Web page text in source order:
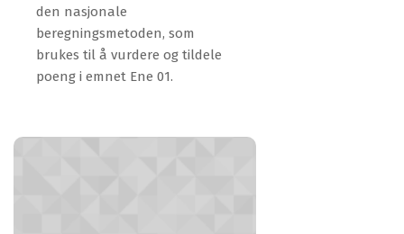
den nasjonale
beregningsmetoden, som
brukes til å vurdere og tildele
poeng i emnet Ene 01.